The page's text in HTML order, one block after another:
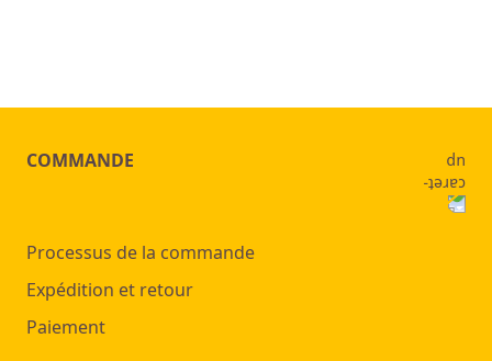
COMMANDE
Processus de la commande
Expédition et retour
Paiement